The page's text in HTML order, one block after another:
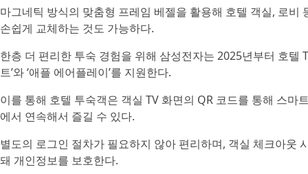
마그네틱 방식의 맞춤형 프레임 베젤을 활용해 호텔 객실, 로
손쉽게 교체하는 것도 가능하다.
한층 더 편리한 투숙 경험을 위해 삼성전자는 2025년부터 호텔
트’와 ‘애플 에어플레이’를 지원한다.
이를 통해 호텔 투숙객은 객실 TV 화면의 QR 코드를 통해 스마
에서 연속해서 즐길 수 있다.
별도의 로그인 절차가 필요하지 않아 편리하며, 객실 체크아웃
돼 개인정보를 보호한다.